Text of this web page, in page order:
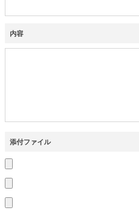
内容
添付ファイル